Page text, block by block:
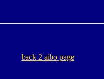
back 2 aibo page